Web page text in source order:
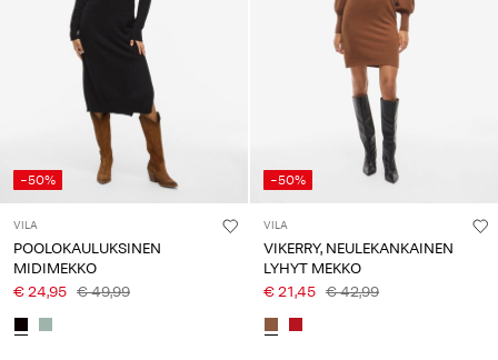
-50%
VILA
POOLOKAULUKSINEN
MIDIMEKKO
€ 24,95 € 49,99
-50%
VILA
VIKERRY, NEULEKANKAINEN
LYHYT MEKKO
€ 21,45 € 42,99